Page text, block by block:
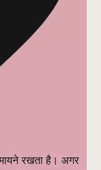
रखता है। अगर